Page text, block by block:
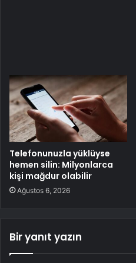
Telefonunuzla yüklüyse
hemen silin: Milyonlarca
kişi mağdur olabilir
Ağustos 6, 2026
Bir yanıt yazın